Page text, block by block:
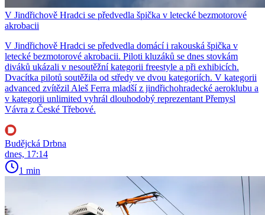
V Jindřichově Hradci se předvedla špička v letecké bezmotorové
akrobacii
V Jindřichově Hradci se předvedla domácí i rakouská špička v
letecké bezmotorové akrobacii. Piloti kluzáků se dnes stovkám
diváků ukázali v nesoutěžní kategorii freestyle a při exhibicích.
Dvacítka pilotů soutěžila od středy ve dvou kategoriích. V kategorii
advanced zvítězil Aleš Ferra mladší z jindřichohradecké aeroklubu a
v kategorii unlimited vyhrál dlouhodobý reprezentant Přemysl
Vávra z České Třebové.
Budějcká Drbna
dnes, 17:14
1 min